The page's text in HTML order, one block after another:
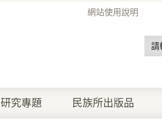
網站使用說明
研究專題 民族所出版品